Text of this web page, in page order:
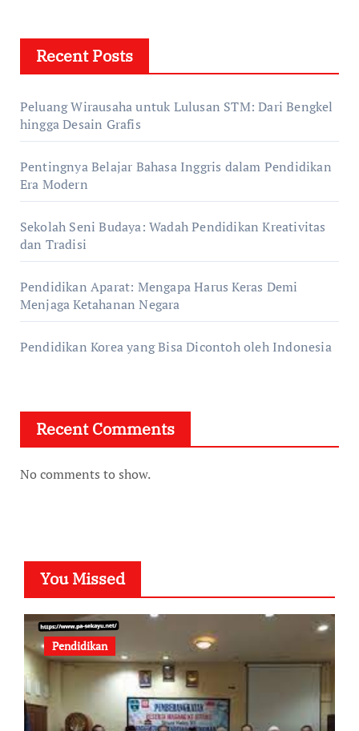
Recent Posts
Peluang Wirausaha untuk Lulusan STM: Dari Bengkel
hingga Desain Grafis
Pentingnya Belajar Bahasa Inggris dalam Pendidikan
Era Modern
Sekolah Seni Budaya: Wadah Pendidikan Kreativitas
dan Tradisi
Pendidikan Aparat: Mengapa Harus Keras Demi
Menjaga Ketahanan Negara
Pendidikan Korea yang Bisa Dicontoh oleh Indonesia
Recent Comments
No comments to show.
You Missed
Pendidikan